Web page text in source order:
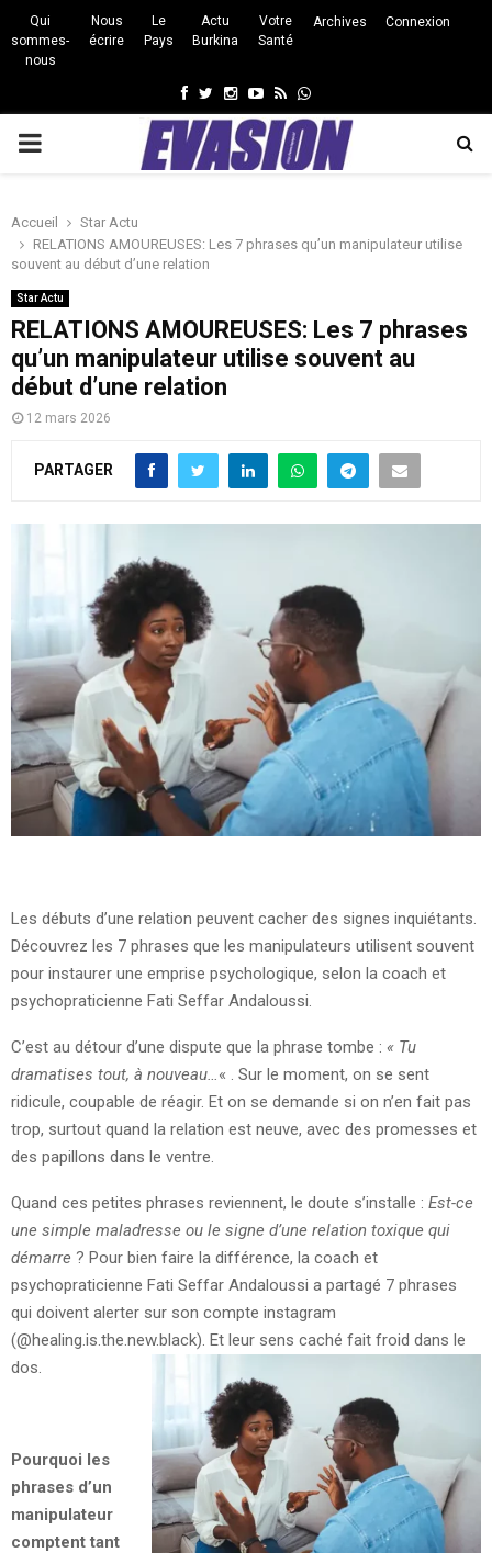
Qui
sommes-
nous
Nous
écrire
Le
Pays
Actu
Burkina
Votre
Santé
Archives Connexion
Facebook
Twitter
Instagram
Youtube
RssWhatsapp
PRIMARY
Accueil
Star Actu
RELATIONS AMOUREUSES: Les 7 phrases qu’un manipulateur utilise
souvent au début d’une relation
Star Actu
RELATIONS AMOUREUSES: Les 7 phrases
qu’un manipulateur utilise souvent au
début d’une relation
12 mars 2026
PARTAGER
Les débuts d’une relation peuvent cacher des signes inquiétants.
Découvrez les 7 phrases que les manipulateurs utilisent souvent
pour instaurer une emprise psychologique, selon la coach et
psychopraticienne Fati Seffar Andaloussi.
C’est au détour d’une dispute que la phrase tombe : « Tu
dramatises tout, à nouveau…« . Sur le moment, on se sent
ridicule, coupable de réagir. Et on se demande si on n’en fait pas
trop, surtout quand la relation est neuve, avec des promesses et
des papillons dans le ventre.
Quand ces petites phrases reviennent, le doute s’installe : Est-ce
une simple maladresse ou le signe d’une relation toxique qui
démarre ? Pour bien faire la différence, la coach et
psychopraticienne Fati Seffar Andaloussi a partagé 7 phrases
qui doivent alerter sur son compte instagram
(@healing.is.the.new.black). Et leur sens caché fait froid dans le
dos.
Pourquoi les
phrases d’un
manipulateur
comptent tant